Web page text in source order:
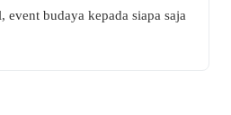
event budaya kepada siapa saja